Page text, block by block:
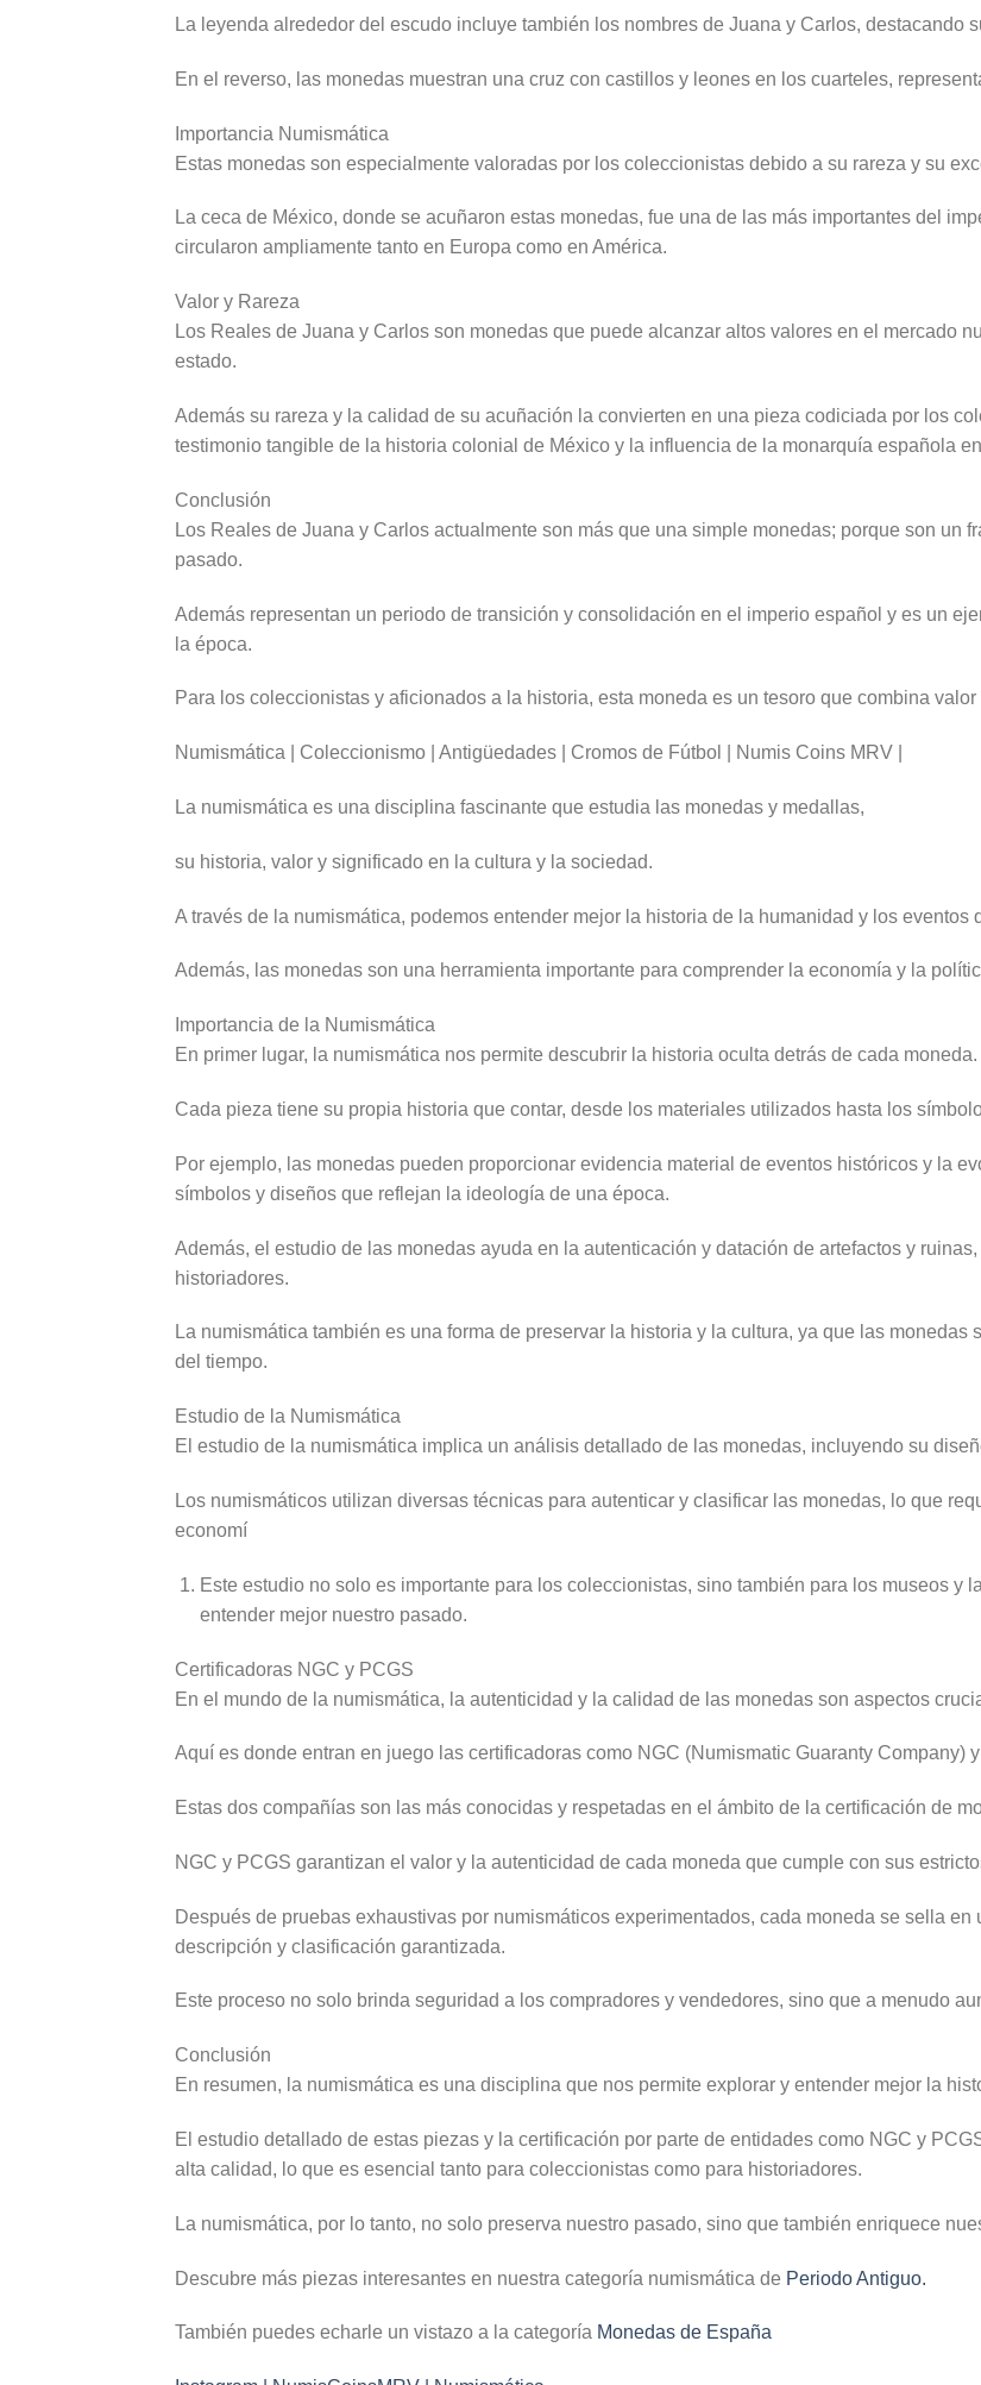
La leyenda alrededor del escudo incluye también los nombres de Juana y Carlos, destacando
En el reverso, las monedas muestran una cruz con castillos y leones en los cuarteles,
Importancia Numismática
Estas monedas son especialmente valoradas por los coleccionistas debido a su rareza y su
La ceca de México, donde se acuñaron estas monedas, fue una de las más importantes del
circularon ampliamente tanto en Europa como en América.
Valor y Rareza
Los Reales de Juana y Carlos son monedas que puede alcanzar altos valores en el mercado
estado.
Además su rareza y la calidad de su acuñación la convierten en una pieza codiciada por los
testimonio tangible de la historia colonial de México y la influencia de la monarquía española
Conclusión
Los Reales de Juana y Carlos actualmente son más que una simple monedas; porque son un
pasado.
Además representan un periodo de transición y consolidación en el imperio español y es un
la época.
Para los coleccionistas y aficionados a la historia, esta moneda es un tesoro que combina
Numismática | Coleccionismo | Antigüedades | Cromos de Fútbol | Numis Coins MRV |
La numismática es una disciplina fascinante que estudia las monedas y medallas,
su historia, valor y significado en la cultura y la sociedad.
A través de la numismática, podemos entender mejor la historia de la humanidad y los eventos
Además, las monedas son una herramienta importante para comprender la economía y la
Importancia de la Numismática
En primer lugar, la numismática nos permite descubrir la historia oculta detrás de cada moneda.
Cada pieza tiene su propia historia que contar, desde los materiales utilizados hasta los
Por ejemplo, las monedas pueden proporcionar evidencia material de eventos históricos y la
símbolos y diseños que reflejan la ideología de una época.
Además, el estudio de las monedas ayuda en la autenticación y datación de artefactos y
historiadores.
La numismática también es una forma de preservar la historia y la cultura, ya que las
del tiempo.
Estudio de la Numismática
El estudio de la numismática implica un análisis detallado de las monedas, incluyendo su
Los numismáticos utilizan diversas técnicas para autenticar y clasificar las monedas, lo que
economí
Este estudio no solo es importante para los coleccionistas, sino también para los museos y
entender mejor nuestro pasado.
Certificadoras NGC y PCGS
En el mundo de la numismática, la autenticidad y la calidad de las monedas son aspectos
Aquí es donde entran en juego las certificadoras como NGC (Numismatic Guaranty Company)
Estas dos compañías son las más conocidas y respetadas en el ámbito de la certificación de
NGC y PCGS garantizan el valor y la autenticidad de cada moneda que cumple con sus
Después de pruebas exhaustivas por numismáticos experimentados, cada moneda se sella
descripción y clasificación garantizada.
Este proceso no solo brinda seguridad a los compradores y vendedores, sino que a menudo
Conclusión
En resumen, la numismática es una disciplina que nos permite explorar y entender mejor la
El estudio detallado de estas piezas y la certificación por parte de entidades como NGC y
alta calidad, lo que es esencial tanto para coleccionistas como para historiadores.
La numismática, por lo tanto, no solo preserva nuestro pasado, sino que también enriquece
Descubre más piezas interesantes en nuestra categoría numismática de Periodo Antiguo.
También puedes echarle un vistazo a la categoría Monedas de España